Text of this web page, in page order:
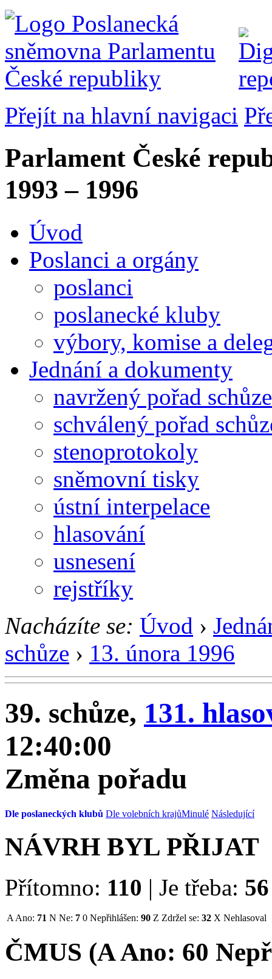
Přejít na hlavní navigaci
Parlament České
1993 – 1996
Úvod
Poslanci a orgány
poslanci
poslanecké kluby
výbory, komise a
Jednání a dokumenty
navržený pořad schůze
schválený pořad
stenoprotokoly
sněmovní tisky
ústní interpelace
hlasování
usnesení
rejstříky
Nacházíte se: Úvod ›
schůze › 13. února 1996
39. schůze, 131.
12:40:00
Změna pořadu
Dle poslaneckých klubů Dle volebních krajůMinulé Následující
NÁVRH BYL PŘIJAT
Přítomno: 110 | Je třeba: 56
A Ano: 71 N Ne: 7 0 Nepřihlášen: 90 Z Zdržel se: 32 X Nehlasoval
ČMUS (AAno: 60